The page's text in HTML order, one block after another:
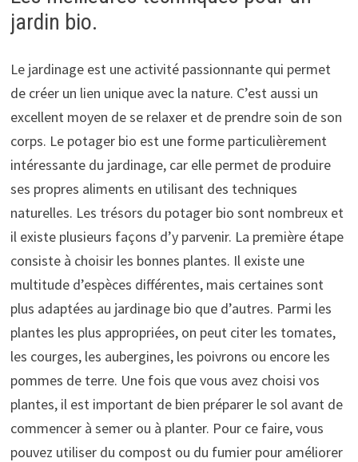
jardin bio.
Le jardinage est une activité passionnante qui permet
de créer un lien unique avec la nature. C’est aussi un
excellent moyen de se relaxer et de prendre soin de son
corps. Le potager bio est une forme particulièrement
intéressante du jardinage, car elle permet de produire
ses propres aliments en utilisant des techniques
naturelles. Les trésors du potager bio sont nombreux et
il existe plusieurs façons d’y parvenir. La première étape
consiste à choisir les bonnes plantes. Il existe une
multitude d’espèces différentes, mais certaines sont
plus adaptées au jardinage bio que d’autres. Parmi les
plantes les plus appropriées, on peut citer les tomates,
les courges, les aubergines, les poivrons ou encore les
pommes de terre. Une fois que vous avez choisi vos
plantes, il est important de bien préparer le sol avant de
commencer à semer ou à planter. Pour ce faire, vous
pouvez utiliser du compost ou du fumier pour améliorer